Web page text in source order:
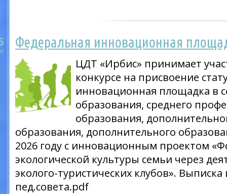
Федеральная инновационная
ЦДТ «Ирбис» принимает
конкурсе на присвоение
инновационная площадка в
образования, среднего
образования,
образования, дополнительного
2026 году с инновационным проектом
экологической культуры семьи через
эколого-туристических клубов».
пед.совета.pdf